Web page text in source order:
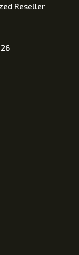
Reseller